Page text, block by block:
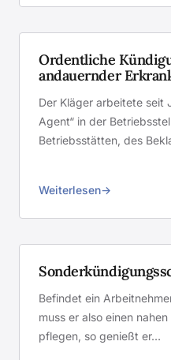
Ordentliche
andauernder
Der Kläger arbeitete seit
Agent“ in der
Betriebsstätten, des
Weiterlesen
Befindet ein
muss er also einen
pflegen, so genießt er…